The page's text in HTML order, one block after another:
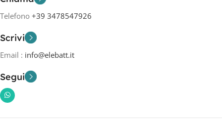
Telefono +39 3478547926
Scrivi
Email : info@elebatt.it
Segui